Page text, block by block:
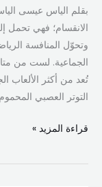
بقلم الياس عيسى
الانقسام؛ فهي تحمل
وتحوّل المنافسة
الجماعية. لست من
تُعد من أكثر الألعاب
التوتر العصبي المحموم
قراءة المزيد »